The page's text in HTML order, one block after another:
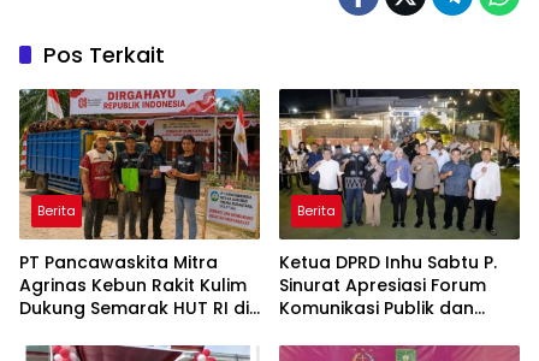
Pos Terkait
Berita
‎PT Pancawaskita Mitra
Agrinas Kebun Rakit Kulim
Dukung Semarak HUT RI di
Berita
Ketua DPRD Inhu Sabtu P.
Sinurat Apresiasi Forum
Komunikasi Publik dan